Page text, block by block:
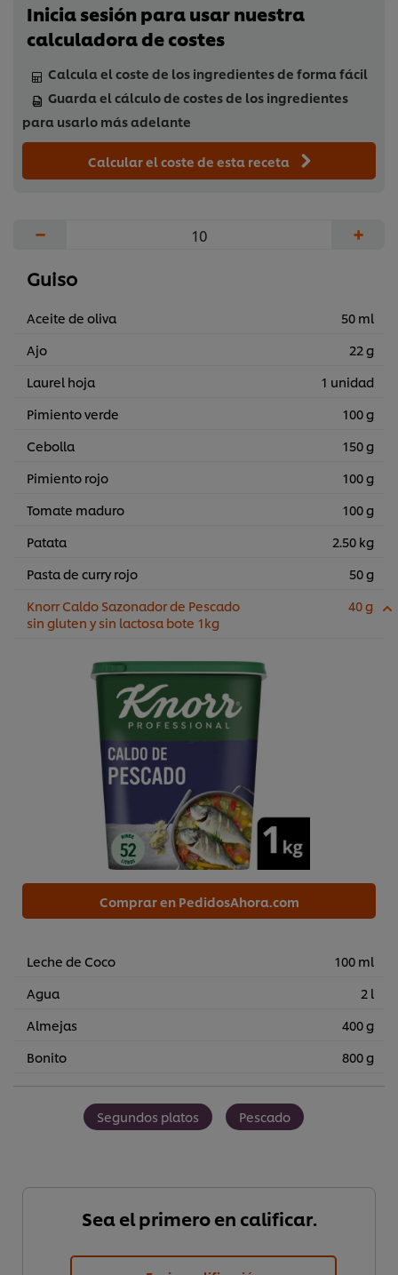
Inicia sesión para usar nuestra
calculadora de costes
Calcula el coste de los ingredientes de forma fácil
Guarda el cálculo de costes de los ingredientes
para usarlo más adelante
Calcular el coste de esta receta
− +
Guiso
Aceite de oliva
50 ml
Ajo
22 g
Laurel hoja
1 unidad
Pimiento verde
100 g
Cebolla
150 g
Pimiento rojo
100 g
Tomate maduro
100 g
Patata
2.50 kg
Pasta de curry rojo
50 g
Knorr Caldo Sazonador de Pescado
sin gluten y sin lactosa bote 1kg
40 g
Comprar en PedidosAhora.com
Leche de Coco
100 ml
Agua
2 l
Almejas
400 g
Bonito
800 g
Segundos platos Pescado
Sea el primero en calificar.